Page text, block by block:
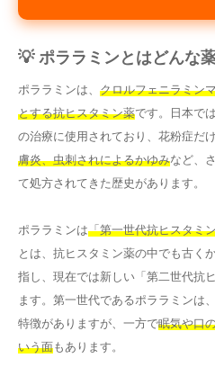
💡 ポララミンとはどんな
ポララミンは、 クロルフェニラミン
とする抗ヒスタミン薬です。日本で
の治療に使用されており、花粉症だけ
膚炎、虫刺されによるかゆみなど、
て処方されてきた歴史があります。
ポララミンは「第一世代抗ヒスタミ
とは、抗ヒスタミン薬の中でも古く
指し、現在では新しい「第二世代抗
ます。第一世代であるポララミンは
特徴がありますが、一方で眠気や口
いう面もあります。